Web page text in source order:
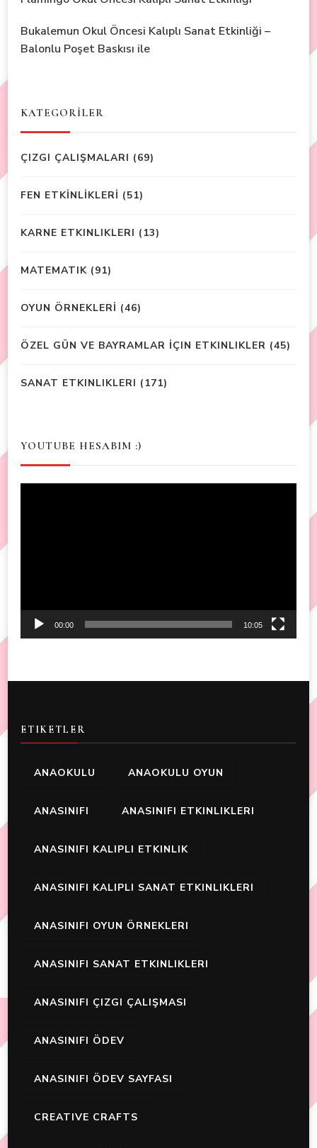
Bukalemun Okul Öncesi Kalıplı Sanat Etkinliği –
Balonlu Poşet Baskısı ile
KATEGORİLER
ÇIZGI ÇALIŞMALARI (69)
FEN ETKİNLİKLERİ (51)
KARNE ETKINLIKLERI (13)
MATEMATIK (91)
OYUN ÖRNEKLERİ (46)
ÖZEL GÜN VE BAYRAMLAR İÇIN ETKINLIKLER (45)
SANAT ETKINLIKLERI (171)
YOUTUBE HESABIM :)
00:00 10:05
ETIKETLER
ANAOKULU ANAOKULU OYUN
ANASINIFI ANASINIFI ETKINLIKLERI
ANASINIFI KALIPLI ETKINLIK
ANASINIFI KALIPLI SANAT ETKINLIKLERI
ANASINIFI OYUN ÖRNEKLERI
ANASINIFI SANAT ETKINLIKLERI
ANASINIFI ÇIZGI ÇALIŞMASI
ANASINIFI ÖDEV
ANASINIFI ÖDEV SAYFASI
CREATIVE CRAFTS